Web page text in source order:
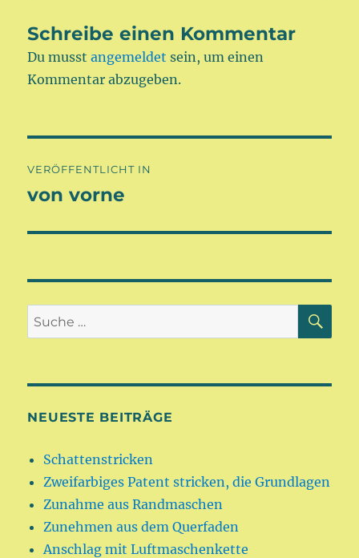
Schreibe einen Kommentar
Du musstangemeldet sein, um einen
Kommentar abzugeben.
VERÖFFENTLICHT IN
von vorne
Suche
nach:
NEUESTE BEITRÄGE
Schattenstricken
Zweifarbiges Patent stricken, die Grundlagen
Zunahme aus Randmaschen
Zunehmen aus dem Querfaden
Anschlag mit Luftmaschenkette